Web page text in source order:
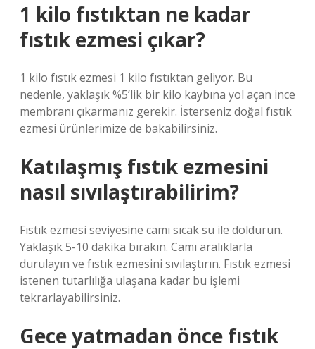
1 kilo fıstıktan ne kadar
fıstık ezmesi çıkar?
1 kilo fıstık ezmesi 1 kilo fıstıktan geliyor. Bu
nedenle, yaklaşık %5’lik bir kilo kaybına yol açan ince
membranı çıkarmanız gerekir. İsterseniz doğal fıstık
ezmesi ürünlerimize de bakabilirsiniz.
Katılaşmış fıstık ezmesini
nasıl sıvılaştırabilirim?
Fıstık ezmesi seviyesine camı sıcak su ile doldurun.
Yaklaşık 5-10 dakika bırakın. Camı aralıklarla
durulayın ve fıstık ezmesini sıvılaştırın. Fıstık ezmesi
istenen tutarlılığa ulaşana kadar bu işlemi
tekrarlayabilirsiniz.
Gece yatmadan önce fıstık